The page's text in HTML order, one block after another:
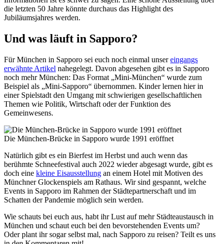
die letzten 50 Jahre könnte durchaus das Highlight des
Jubiläumsjahres werden.
Und was läuft in Sapporo?
Für München in Sapporo sei euch noch einmal unsereingangs
erwähnte Artikel nahegelegt. Davon abgesehen gibt es in Sapporo
noch mehr München: Das Format „Mini-München“ wurde zum
Beispiel als „Mini-Sapporo“ übernommen. Kinder lernen hier in
einer Spielstadt den Umgang mit schwierigen gesellschaftlichen
Themen wie Politik, Wirtschaft oder der Funktion des
Gemeinwesens.
Die München-Brücke in Sapporo wurde 1991 eröffnet
Natürlich gibt es ein Bierfest im Herbst und auch wenn das
berühmte Schneefestival auch 2022 wieder abgesagt wurde, gibt es
doch eine kleine Eisausstellung an einem Hotel mit Motiven des
Münchner Glockenspiels am Rathaus. Wir sind gespannt, welche
Events in Sapporo im Rahmen der Städtepartnerschaft und im
Schatten der Pandemie möglich sein werden.
Wie schauts bei euch aus, habt ihr Lust auf mehr Städteaustausch in
München und schaut euch bei den bevorstehenden Events um?
Oder plant ihr sogar selbst mal, nach Sapporo zu reisen? Teilt es uns